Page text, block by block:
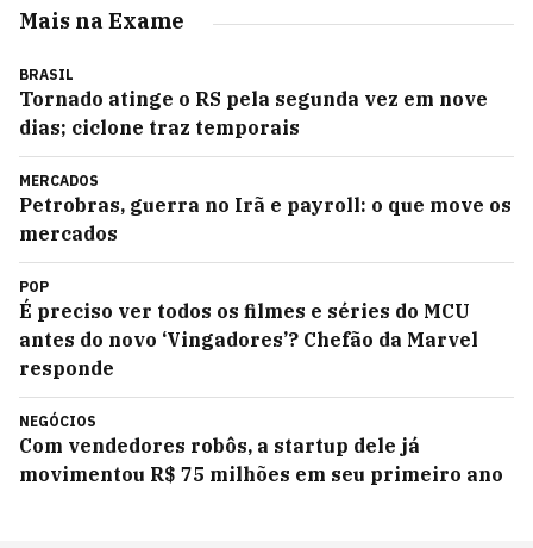
Mais na Exame
BRASIL
Tornado atinge o RS pela segunda vez em nove
dias; ciclone traz temporais
MERCADOS
Petrobras, guerra no Irã e payroll: o que move os
mercados
POP
É preciso ver todos os filmes e séries do MCU
antes do novo ‘Vingadores’? Chefão da Marvel
responde
NEGÓCIOS
Com vendedores robôs, a startup dele já
movimentou R$ 75 milhões em seu primeiro ano